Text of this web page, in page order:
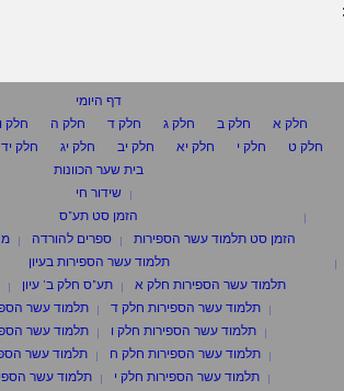
דף היומי
חלק א
חלק ב חלק ג חלק ד חלק ה חלק ו
חלק ט
חלק י חלק יא חלק יב חלק יג חלק יד
בית שער הכוונות
שידור חי
הזמן סט תע"ס
הזמן סט תלמוד עשר הספירות
ספרים להורדה
תלמוד עשר הספירות בעיון
תלמוד עשר הספירות חלק א
תע"ס חלק ב' עיון
תלמוד עשר הספירות חלק ד
תלמוד עשר
תלמוד עשר הספירות חלק ו
תלמוד עשר
תלמוד עשר הספירות חלק ח
תלמוד עשר
תלמוד עשר הספירות חלק י
תלמוד עשר